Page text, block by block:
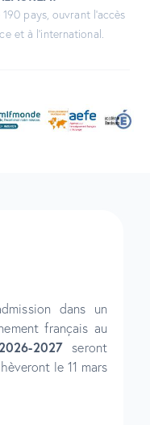
pays, ouvrant l’accès
et à l’international.
dans un
français au
2027seront
le 11 mars